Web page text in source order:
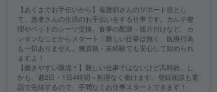
【あくまでお手伝いから】看護師さんのサポート役とし
て、患者さんの生活のお手伝いをする仕事です。カルテ整
理やベッドのシーツ交換、食事の配膳・後片付けなど、カ
ンタンなことからスタート！難しい仕事は無く、医療行為
も一切ありません。無資格・未経験でも安心して始められ
ますよ！
【働きやすい環境＊】難しい仕事ではないけど高時給。し
かも、週2日・1日4時間～無理なく働けます。登録面談も電
話で完結するので、手間なくお仕事スタートできます！